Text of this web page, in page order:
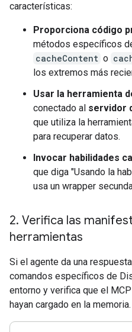
características:
Proporciona código
métodos específicos
cacheContent o
los extremos más
Usar la herramienta
conectado al servidor
que utiliza la
para recuperar datos.
Invocar habilidades
que diga "Usando la
usa un wrapper
2. Verifica las
herramientas
Si el agente da una
comandos específicos de
entorno y verifica que el
hayan cargado en la memoria.